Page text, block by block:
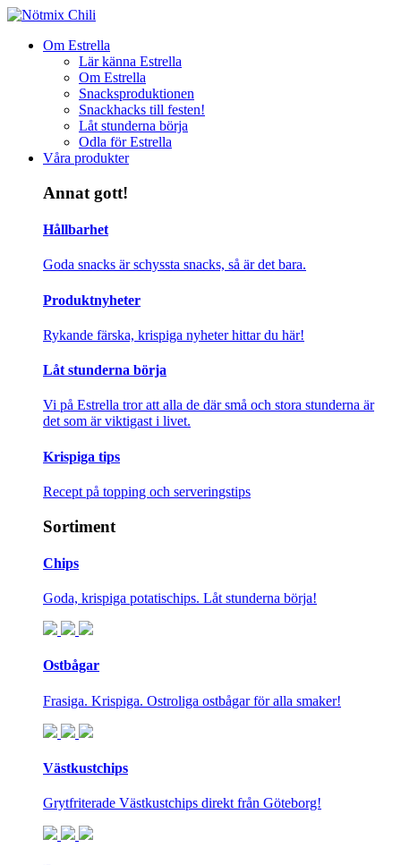
Om Estrella
Lär känna Estrella
Om Estrella
Snacksproduktionen
Snackhacks till festen!
Låt stunderna börja
Odla för Estrella
Våra produkter
Annat gott!
Hållbarhet
Goda snacks är schyssta snacks, så är det bara.
Produktnyheter
Rykande färska, krispiga nyheter hittar du här!
Låt stunderna börja
Vi på Estrella tror att alla de där små och stora stunderna är
det som är viktigast i livet.
Krispiga tips
Recept på topping och serveringstips
Sortiment
Chips
Goda, krispiga potatischips. Låt stunderna börja!
Ostbågar
Frasiga. Krispiga. Ostroliga ostbågar för alla smaker!
Västkustchips
Grytfriterade Västkustchips direkt från Göteborg!